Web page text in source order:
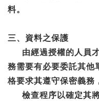
料。
三、資料之保護
由經過授權的人員才
務需要有必要委託其他
格要求其遵守保密義務
檢查程序以確定其將